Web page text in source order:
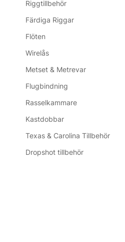
Riggtillbehör
Färdiga Riggar
Flöten
Wirelås
Metset & Metrevar
Flugbindning
Rasselkammare
Kastdobbar
Texas & Carolina Tillbehör
Dropshot tillbehör